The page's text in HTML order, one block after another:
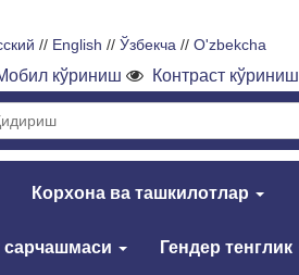
// English // Ўзбекча // O'zbekcha
кўриниш Контраст кўриниш
Корхона ва ташкилотлар
сарчашмаси Гендер тенглик